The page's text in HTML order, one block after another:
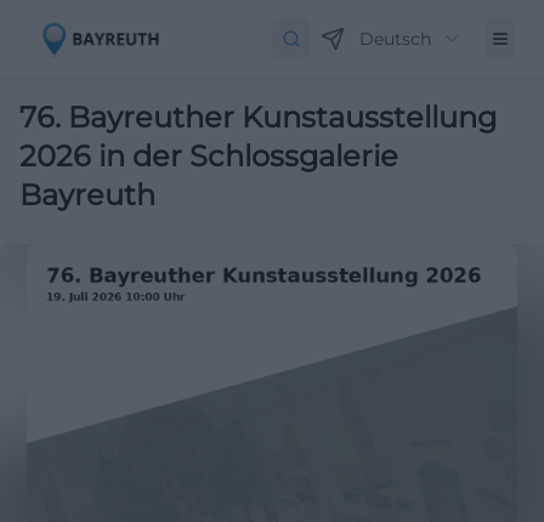
Deutsch
76. Bayreuther Kunstausstellung
2026 in der Schlossgalerie
Bayreuth